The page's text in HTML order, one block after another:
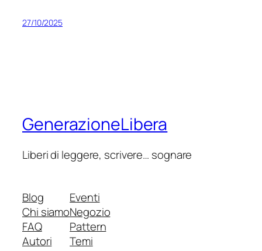
27/10/2025
GenerazioneLibera
Liberi di leggere, scrivere… sognare
Blog
Chi siamo
FAQ
Autori
Eventi
Negozio
Pattern
Temi